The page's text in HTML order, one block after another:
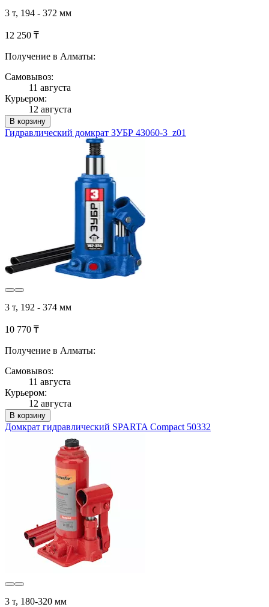
3 т, 194 - 372 мм
12 250 ₸
Получение в Алматы:
Самовывоз:
11 августа
Курьером:
12 августа
В корзину
Гидравлический домкрат ЗУБР 43060-3_z01
3 т, 192 - 374 мм
10 770 ₸
Получение в Алматы:
Самовывоз:
11 августа
Курьером:
12 августа
В корзину
Домкрат гидравлический SPARTA Compact 50332
3 т, 180-320 мм